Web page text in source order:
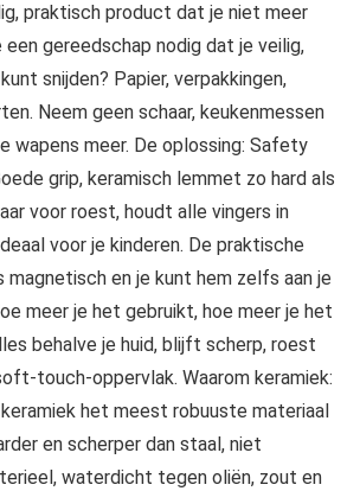
praktisch product dat je niet meer
gereedschap nodig dat je veilig,
snijden? Papier, verpakkingen,
Neem geen schaar, keukenmessen
wapens meer. De oplossing: Safety
grip, keramisch lemmet zo hard als
voor roest, houdt alle vingers in
voor je kinderen. De praktische
magnetisch en je kunt hem zelfs aan je
meer je het gebruikt, hoe meer je het
behalve je huid, blijft scherp, roest
touch-oppervlak. Waarom keramiek:
het meest robuuste materiaal
en scherper dan staal, niet
waterdicht tegen oliën, zout en